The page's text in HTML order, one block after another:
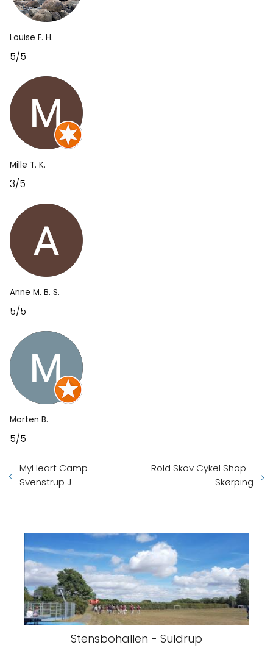
Louise F. H.
5/5
Mille T. K.
3/5
Anne M. B. S.
5/5
Morten B.
5/5
MyHeart Camp -
Svenstrup J
Rold Skov Cykel Shop -
Skørping
Stensbohallen - Suldrup